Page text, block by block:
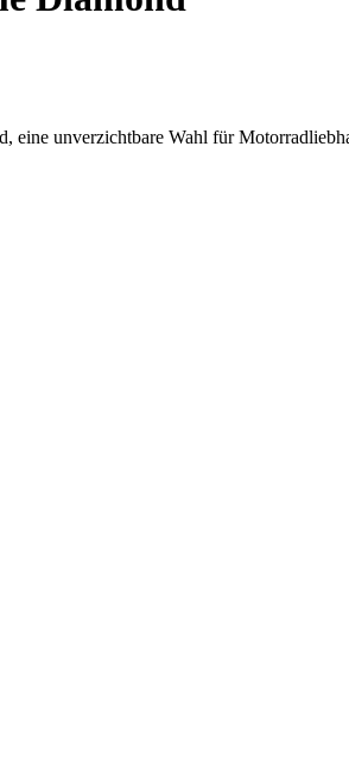
eine unverzichtbare Wahl für